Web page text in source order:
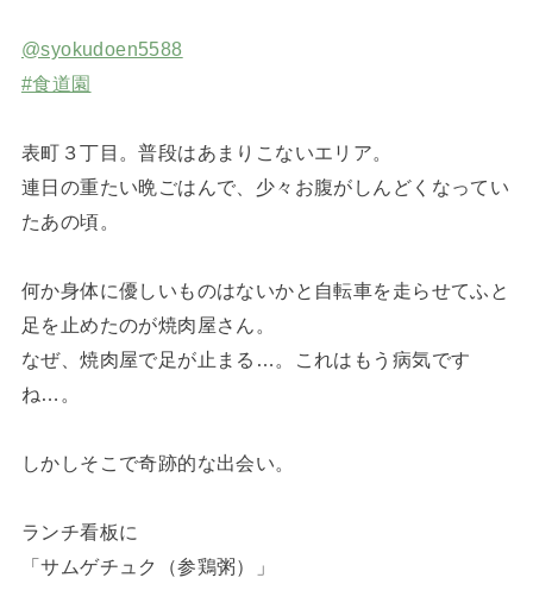
@syokudoen5588
#食道園
表町３丁目。普段はあまりこないエリア。
連日の重たい晩ごはんで、少々お腹がしんどくなってい
たあの頃。
何か身体に優しいものはないかと自転車を走らせてふと
足を止めたのが焼肉屋さん。
なぜ、焼肉屋で足が止まる…。これはもう病気です
ね…。
しかしそこで奇跡的な出会い。
ランチ看板に
「サムゲチュク（参鶏粥）」